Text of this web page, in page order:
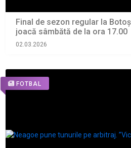
Final de sezon regular la
joacă sâmbătă de la ora 17.00
02.03.2026
FOTBAL